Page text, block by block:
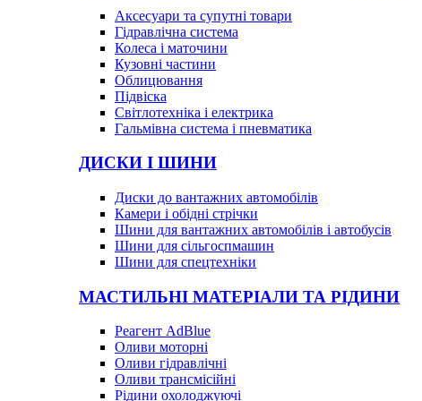
Аксесуари та супутні товари
Гідравлічна система
Колеса і маточини
Кузовні частини
Облицювання
Підвіска
Світлотехніка і електрика
Гальмівна система і пневматика
ДИСКИ І ШИНИ
Диски до вантажних автомобілів
Камери і обідні стрічки
Шини для вантажних автомобілів і автобусів
Шини для сільгоспмашин
Шини для спецтехніки
МАСТИЛЬНІ МАТЕРІАЛИ ТА РІДИНИ
Реагент AdBlue
Оливи моторні
Оливи гідравлічні
Оливи трансмісійні
Рідини охолоджуючі